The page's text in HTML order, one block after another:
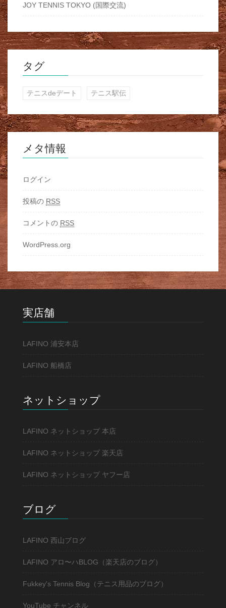
JOY TENNIS TOKYO (国際交流)
タグ
テニスdeデート テニス駅伝
メタ情報
ログイン
投稿の RSS
コメントの RSS
WordPress.org
実店舗
LAFINO 浦安本店
LAFINO 船橋店
ネットショップ
LAFINO ネットショップ 本店
LAFINO ネットショップ 楽天店
LAFINO ネットショップ ヤフー店
ブログ
LAFINO 西山ブログ
LAFINO アロ〜ハBLOG（楽天店のブログ）
Fukkey's Tennis Blog（テニス用品のブログ）
YouTube チャンネル